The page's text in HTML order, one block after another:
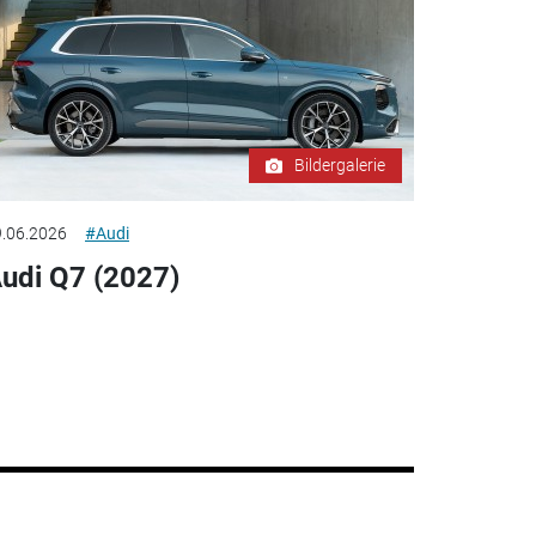
Bildergalerie
#Audi
Q7 (2027)